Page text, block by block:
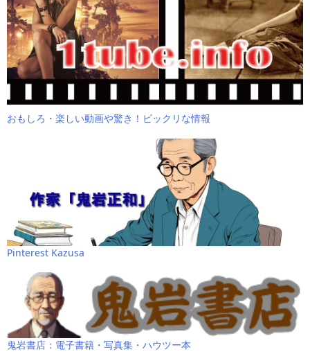
おもしろ・楽しい動画や驚き！ビックリな情報
Pinterest Kazusa
鬼岩書店：電子書籍・写真集・ハウツー本